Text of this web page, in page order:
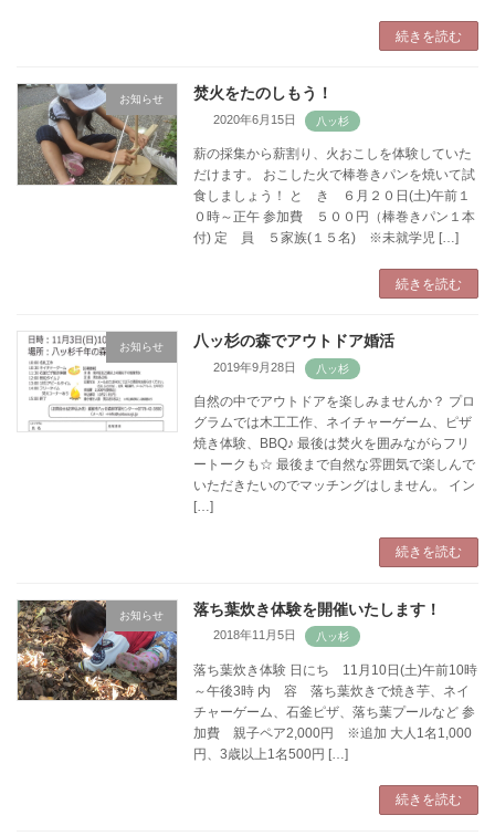
続きを読む
お知らせ 焚火をたのしもう！
2020年6月15日
薪の採集から薪割り、火おこしを体験していた
だけます。 おこした火で棒巻きパンを焼いて試
食しましょう！ と き ６月２０日(土)午前１
０時～正午 参加費 ５００円（棒巻きパン１本
付) 定 員 ５家族(１５名) ※未就学児 […]
続きを読む
お知らせ 八ッ杉の森でアウトドア婚活
2019年9月28日
自然の中でアウトドアを楽しみませんか？ プロ
グラムでは木工工作、ネイチャーゲーム、ピザ
焼き体験、BBQ♪ 最後は焚火を囲みながらフリ
ートークも☆ 最後まで自然な雰囲気で楽しんで
いただきたいのでマッチングはしません。 イン
[…]
続きを読む
お知らせ 落ち葉炊き体験を開催いたします！
2018年11月5日
落ち葉炊き体験 日にち 11月10日(土)午前10時
～午後3時 内 容 落ち葉炊きで焼き芋、ネイ
チャーゲーム、石釜ピザ、落ち葉プールなど 参
加費 親子ペア2,000円 ※追加 大人1名1,000
円、3歳以上1名500円 […]
続きを読む